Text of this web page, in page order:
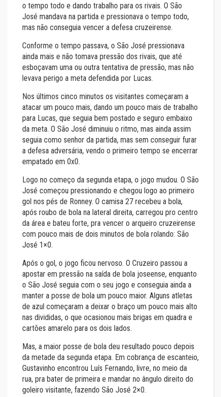
o tempo todo e dando trabalho para os rivais. O São
José mandava na partida e pressionava o tempo todo,
mas não conseguia vencer a defesa cruzeirense.
Conforme o tempo passava, o São José pressionava
ainda mais e não tomava pressão dos rivais, que até
esboçavam uma ou outra tentativa de pressão, mas não
levava perigo a meta defendida por Lucas.
Nos últimos cinco minutos os visitantes começaram a
atacar um pouco mais, dando um pouco mais de trabalho
para Lucas, que seguia bem postado e seguro embaixo
da meta. O São José diminuiu o ritmo, mas ainda assim
seguia como senhor da partida, mas sem conseguir furar
a defesa adversária, vendo o primeiro tempo se encerrar
empatado em 0x0.
Logo no começo da segunda etapa, o jogo mudou. O São
José começou pressionando e chegou logo ao primeiro
gol nos pés de Ronney. O camisa 27 recebeu a bola,
após roubo de bola na lateral direita, carregou pro centro
da área e bateu forte, pra vencer o arqueiro cruzeirense
com pouco mais de dois minutos de bola rolando: São
José 1×0.
Após o gol, o jogo ficou nervoso. O Cruzeiro passou a
apostar em pressão na saída de bola joseense, enquanto
o São José seguia com o seu jogo e conseguia ainda a
manter a posse de bola um pouco maior. Alguns atletas
de azul começaram a deixar o braço um pouco mais alto
nas divididas, o que ocasionou mais brigas em quadra e
cartões amarelo para os dois lados.
Mas, a maior posse de bola deu resultado pouco depois
da metade da segunda etapa. Em cobrança de escanteio,
Gustavinho encontrou Luís Fernando, livre, no meio da
rua, pra bater de primeira e mandar no ângulo direito do
goleiro visitante, fazendo São José 2×0.